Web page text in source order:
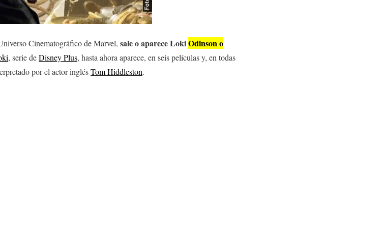
Cinematográfico de Marvel, sale o aparece LokiOdinson o
, serie deDisney Plus, hasta ahora aparece, en seis películas y, en todas
por el actor inglésTom Hiddleston.